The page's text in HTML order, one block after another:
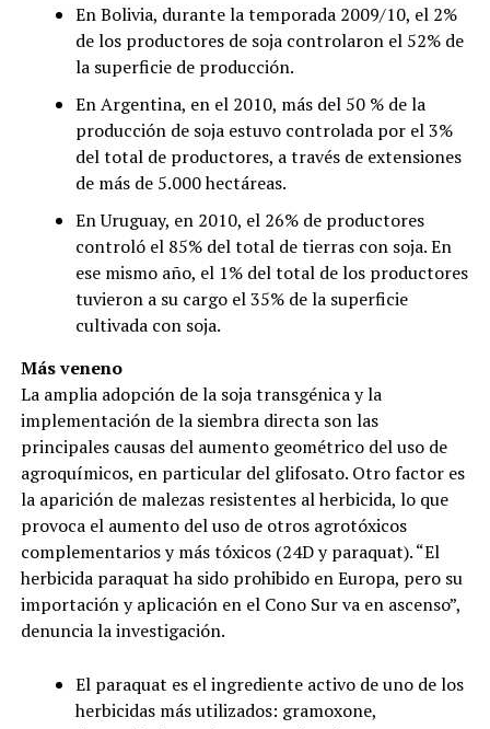
En Bolivia, durante la temporada 2009/10, el 2%
de los productores de soja controlaron el 52% de
la superficie de producción.
En Argentina, en el 2010, más del 50 % de la
producción de soja estuvo controlada por el 3%
del total de productores, a través de extensiones
de más de 5.000 hectáreas.
En Uruguay, en 2010, el 26% de productores
controló el 85% del total de tierras con soja. En
ese mismo año, el 1% del total de los productores
tuvieron a su cargo el 35% de la superficie
cultivada con soja.
Más veneno
La amplia adopción de la soja transgénica y la
implementación de la siembra directa son las
principales causas del aumento geométrico del uso de
agroquímicos, en particular del glifosato. Otro factor es
la aparición de malezas resistentes al herbicida, lo que
provoca el aumento del uso de otros agrotóxicos
complementarios y más tóxicos (24D y paraquat). “El
herbicida paraquat ha sido prohibido en Europa, pero su
importación y aplicación en el Cono Sur va en ascenso”,
denuncia la investigación.
El paraquat es el ingrediente activo de uno de los
herbicidas más utilizados: gramoxone,